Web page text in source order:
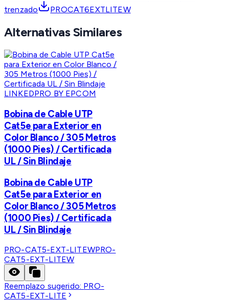
trenzado
PROCAT6EXTLITEW
Alternativas Similares
LINKEDPRO BY EPCOM
Bobina de Cable UTP
Cat5e para Exterior en
Color Blanco / 305 Metros
(1000 Pies) / Certificada
UL / Sin Blindaje
Bobina de Cable UTP
Cat5e para Exterior en
Color Blanco / 305 Metros
(1000 Pies) / Certificada
UL / Sin Blindaje
PRO-CAT5-EXT-LITEWPRO-
CAT5-EXT-LITEW
Reemplazo sugerido: PRO-
CAT5-EXT-LITE